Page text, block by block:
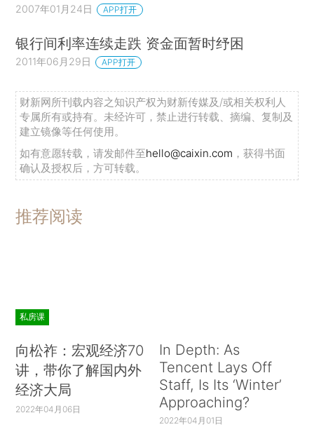
2007年01月24日 APP打开
银行间利率连续走跌 资金面暂时纾困
2011年06月29日 APP打开
财新网所刊载内容之知识产权为财新传媒及/或相关权利人
专属所有或持有。未经许可，禁止进行转载、摘编、复制及
建立镜像等任何使用。
如有意愿转载，请发邮件至hello@caixin.com ，获得书面
确认及授权后，方可转载。
推荐阅读
私房课
向松祚：宏观经济70
讲，带你了解国内外
经济大局
2022年04月06日
In Depth: As
Tencent Lays Off
Staff, Is Its ‘Winter’
Approaching?
2022年04月01日